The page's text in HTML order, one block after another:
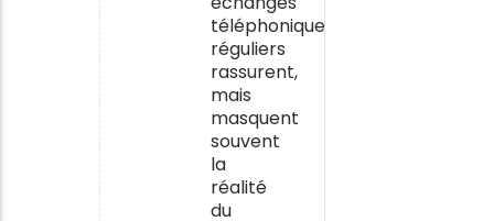
téléphoniques
réguliers
rassurent,
mais
masquent
souvent
la
réalité
du